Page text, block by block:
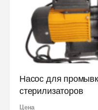
Насос для
стерилизаторов
Цена